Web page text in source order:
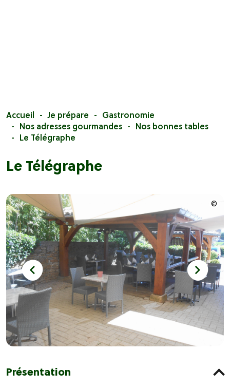
Accueil Je prépare
Gastronomie
Nos adresses gourmandes
Nos bonnes tables
Le Télégraphe
Le Télégraphe
Présentation